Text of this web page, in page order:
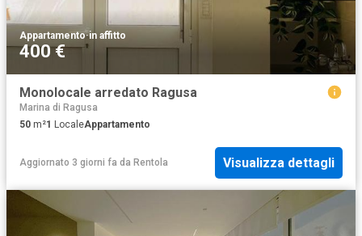
Appartamento·in affitto
400 €
Monolocale arredato Ragusa
Marina di Ragusa
50 m²1 LocaleAppartamento
Aggiornato 3 giorni fa da Rentola Visualizza dettagli